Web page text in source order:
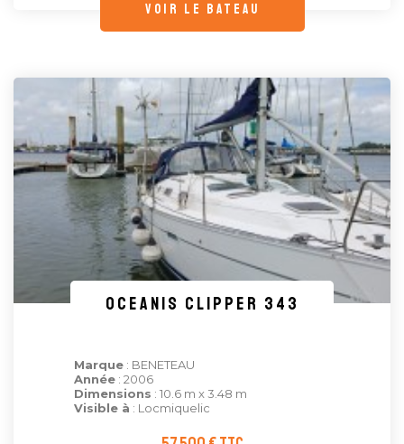
voir le bateau
Oceanis CLIPPER 343
Marque: BENETEAU
Année: 2006
Dimensions : 10.6 m x 3.48 m
Visible à : Locmiquelic